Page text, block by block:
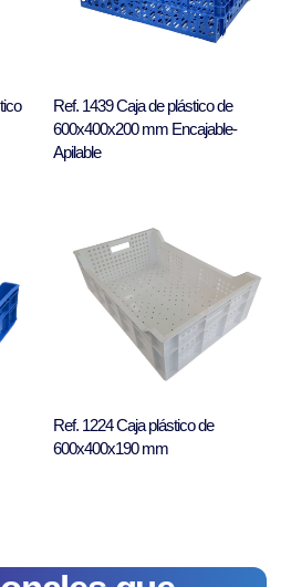
Ref. 1439 Caja de plástico de
600x400x200 mm Encajable-
Apilable
Ref. 1224 Caja plástico de
600x400x190 mm